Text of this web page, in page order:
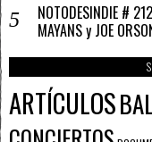
NOTODESINDIE #
MAYANS y JOE
ARTÍCULOS